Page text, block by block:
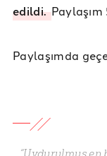
edildi.
Paylaşımda
“Uydurulmuş en